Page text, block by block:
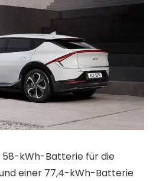
58-kWh-Batterie für die
einer 77,4-kWh-Batterie